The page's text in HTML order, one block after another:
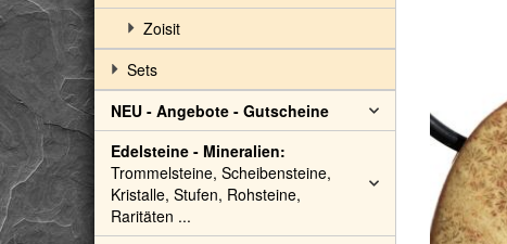
Zoisit
Sets
NEU - Angebote - Gutscheine
Edelsteine - Mineralien:
Trommelsteine, Scheibensteine,
Kristalle, Stufen, Rohsteine,
Raritäten ...